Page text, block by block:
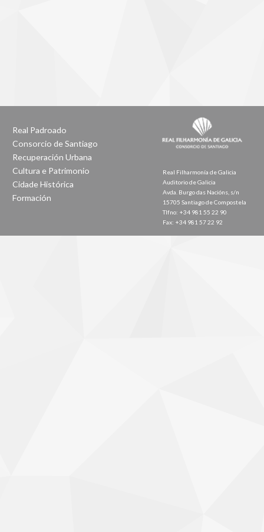
Real Padroado
Consorcio de Santiago
Recuperación Urbana
Cultura e Patrimonio
Cidade Histórica
Formación
Real Filharmonía de Galicia
Auditorio de Galicia
Avda. Burgo das Nacións, s/n
15705 Santiago de Compostela
Tlfno: +34 981 55 22 90
Fax: +34 981 57 22 92